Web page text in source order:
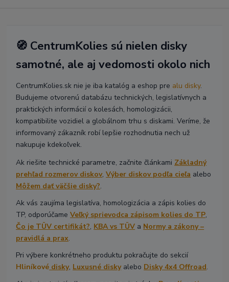
🧭 CentrumKolies sú nielen disky
samotné, ale aj vedomosti okolo nich
CentrumKolies.sk nie je iba katalóg a eshop pre alu disky.
Budujeme otvorenú databázu technických, legislatívnych a
praktických informácií o kolesách, homologizácii,
kompatibilite vozidiel a globálnom trhu s diskami. Veríme, že
informovaný zákazník robí lepšie rozhodnutia nech už
nakupuje kdekoľvek.
Ak riešite technické parametre, začnite článkami Základný
prehľad rozmerov diskov,Výber diskov podľa cieľa alebo
Môžem dať väčšie disky?.
Ak vás zaujíma legislatíva, homologizácia a zápis kolies do
TP, odporúčameVeľký sprievodca zápisom kolies do TP,
Čo je TÜV certifikát?, KBA vs TÜV a Normy a zákony –
pravidlá a prax.
Pri výbere konkrétneho produktu pokračujte do sekcií
Hliníkové disky, Luxusné diskyalebo Disky 4x4 Offroad.